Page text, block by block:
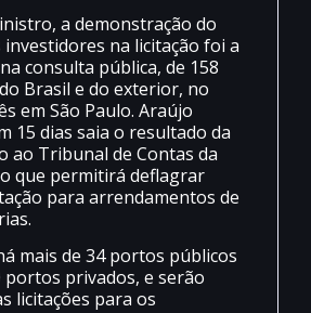
a demonstração do
na licitação foi a
consulta pública, de 158
Brasil e do exterior, no
em São Paulo. Araújo
15 dias saia o resultado da
ao Tribunal de Contas da
que permitirá deflagrar
para arrendamentos de
mais de 34 portos públicos
portos privados, e serão
licitações para os